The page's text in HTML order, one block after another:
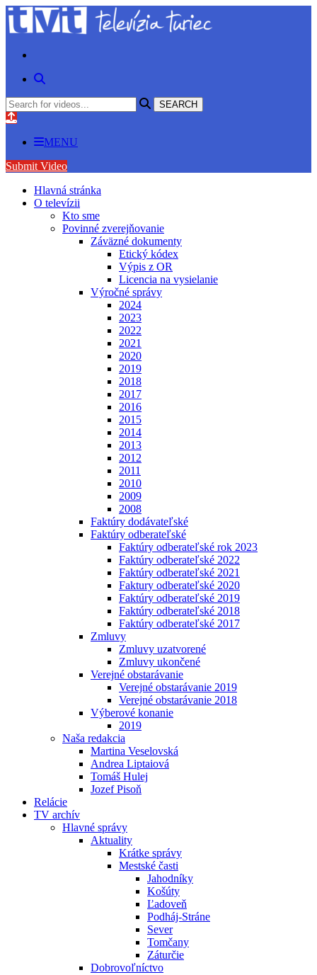
MENU
Submit Video
Hlavná stránka
O televízii
Kto sme
Povinné zverejňovanie
Záväzné dokumenty
Etický kódex
Výpis z OR
Licencia na vysielanie
Výročné správy
2024
2023
2022
2021
2020
2019
2018
2017
2016
2015
2014
2013
2012
2011
2010
2009
2008
Faktúry dodávateľské
Faktúry odberateľské
Faktúry odberateľské rok 2023
Faktúry odberateľské 2022
Faktúry odberateľské 2021
Faktury odberateľské 2020
Faktúry odberateľské 2019
Faktúry odberateľské 2018
Faktúry odberateľské 2017
Zmluvy
Zmluvy uzatvorené
Zmluvy ukončené
Verejné obstarávanie
Verejné obstarávanie 2019
Verejné obstarávanie 2018
Výberové konanie
2019
Naša redakcia
Martina Veselovská
Andrea Liptaiová
Tomáš Hulej
Jozef Pisoň
Relácie
TV archív
Hlavné správy
Aktuality
Krátke správy
Mestské časti
Jahodníky
Košúty
Ľadoveň
Podháj-Stráne
Sever
Tomčany
Záturčie
Dobrovoľníctvo